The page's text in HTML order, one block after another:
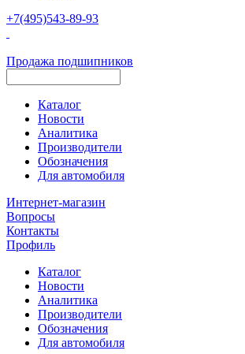
+7(495)543-89-93
Продажа подшипников
Каталог
Новости
Аналитика
Производители
Обозначения
Для автомобиля
Интернет-магазин
Вопросы
Контакты
Профиль
Каталог
Новости
Аналитика
Производители
Обозначения
Для автомобиля